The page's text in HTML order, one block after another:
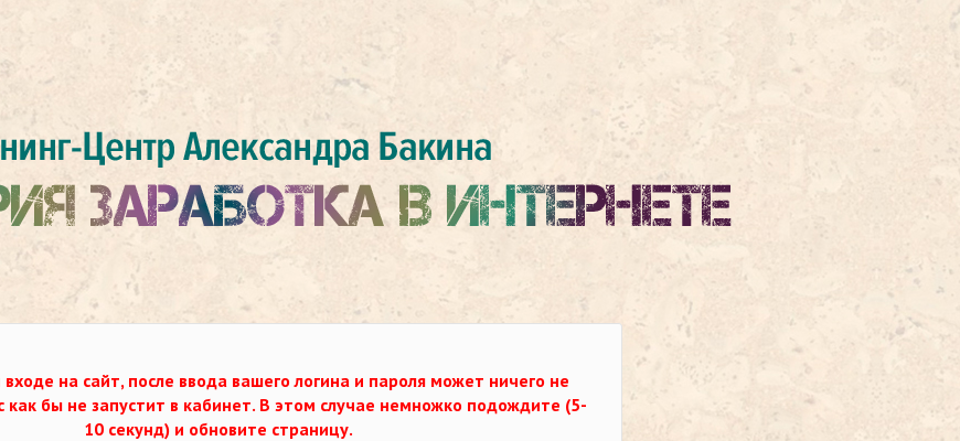
входе на сайт, после ввода вашего логина и пароля может ничего не
как бы не запустит в кабинет. В этом случае немножко подождите (5-
10 секунд) и обновите страницу.